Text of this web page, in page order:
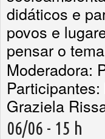
didáticos e
povos e
pensar o
Moderadora:
Graziela
06/06 - 15 h